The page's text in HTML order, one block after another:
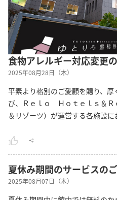
食物アレルギー対応変更
2025年08月28日（木）
平素より格別のご愛顧を賜り、
び、Ｒｅｌｏ Ｈｏｔｅｌｓ＆
＆リゾーツ）が運営する各施設
夏休み期間のサービスの
2025年08月07日（木）